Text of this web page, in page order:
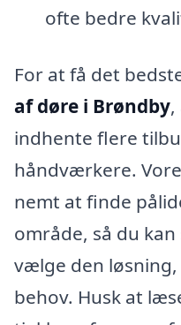
ofte bedre
For at få det
af døre i Brøndby,
indhente flere
håndværkere.
nemt at finde
område, så du
vælge den
behov. Husk at